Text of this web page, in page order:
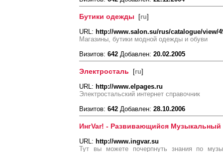
Бутики одежды [ru]
URL: http://www.salon.su/rus/catalogue/view/
Магазины, бутики модной одежды и обуви
Визитов: 642 Добавлен: 20.02.2005
Электросталь [ru]
URL: http://www.elpages.ru
Электростальский интернет справочник
Визитов: 642 Добавлен: 28.10.2006
ИнгVar! - Развивающийся Музыкальный
URL: http://www.ingvar.su
Тут вы можете почерпнуть знания по